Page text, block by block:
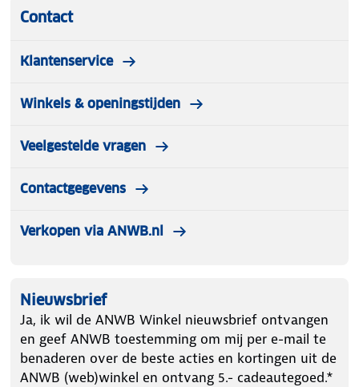
Contact
Klantenservice
Winkels & openingstijden
Veelgestelde vragen
Contactgegevens
Verkopen via ANWB.nl
Nieuwsbrief
Ja, ik wil de ANWB Winkel nieuwsbrief ontvangen
en geef ANWB toestemming om mij per e-mail te
benaderen over de beste acties en kortingen uit de
ANWB (web)winkel en ontvang 5.- cadeautegoed.*